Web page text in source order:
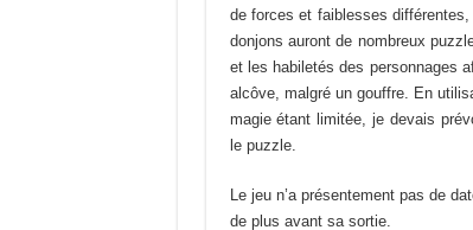
de forces et faiblesses
donjons auront de nombreux
et les habiletés des personnages
alcôve, malgré un gouffre. En
magie étant limitée, je devais
le puzzle.
Le jeu n’a présentement pas de
de plus avant sa sortie.